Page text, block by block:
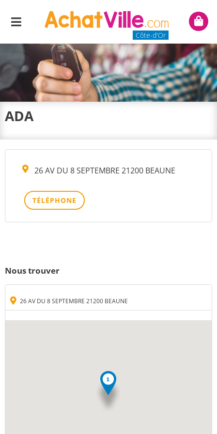
Menu
Côte-d'Or
Mon
ADA
26 AV DU 8 SEPTEMBRE 21200 BEAUNE
TÉLÉPHONE
Nous trouver
26 AV DU 8 SEPTEMBRE 21200 BEAUNE